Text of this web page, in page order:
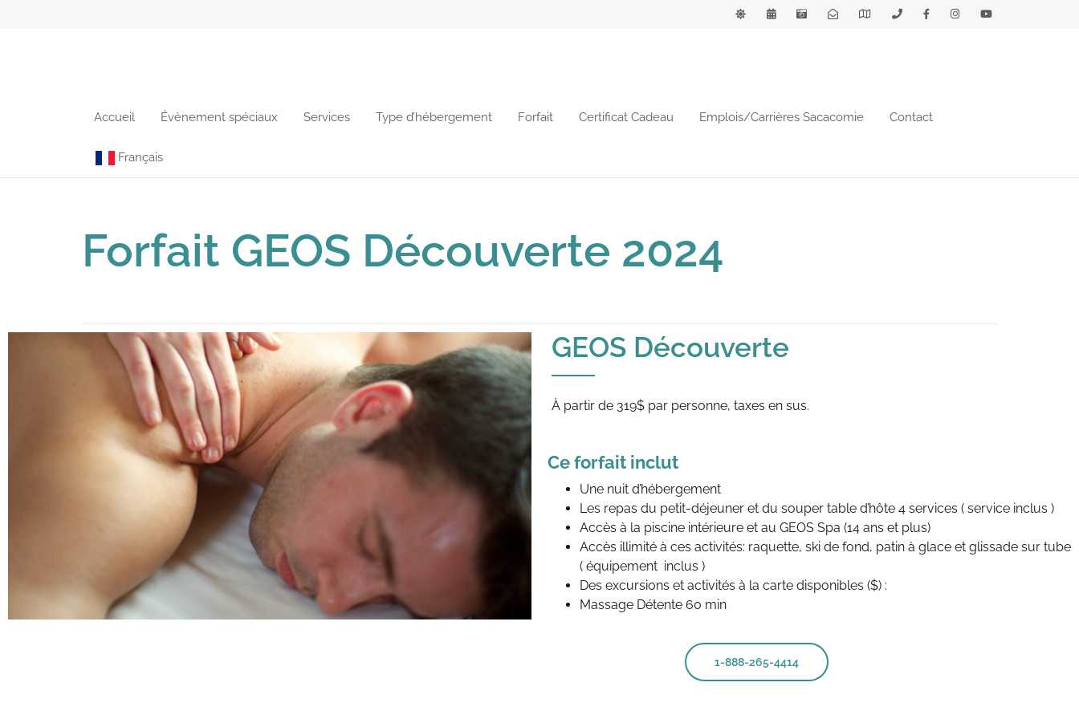
Accueil Évènement spéciaux Services Type d’hébergement Forfait Certificat Cadeau Emplois/Carrières Sacacomie Contact
Français
Forfait GEOS Découverte 2024
GEOS Découverte
Ce forfait inclut
Une nuit d’hébergement
Les repas du petit-déjeuner et du souper table d’hôte 4 services ( service inclus )
Accès à la piscine intérieure et au GEOS Spa (14 ans et plus)
Accès illimité à ces activités: raquette, ski de fond, patin à glace et glissade sur tube
( équipement inclus )
Des excursions et activités à la carte disponibles ($) :
Massage Détente 60 min
1-888-265-4414